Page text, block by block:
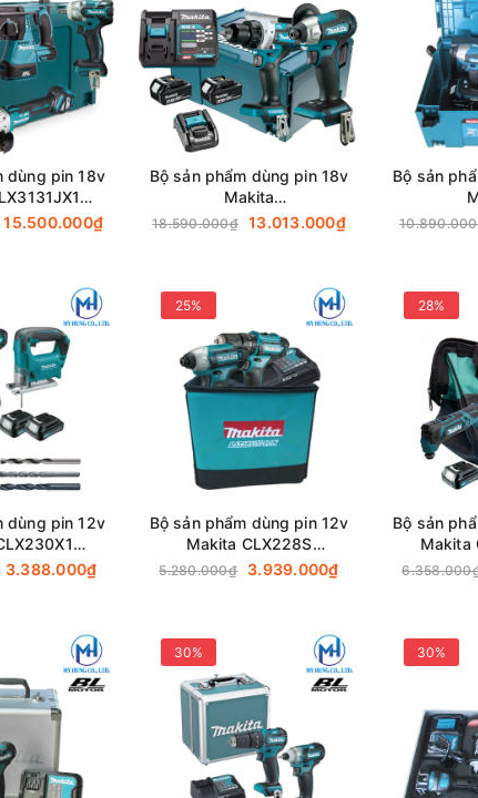
dùng pin 18v
15.500.000₫
Bộ sản phẩm dùng pin 18v
Makita
DLX2443JX1(DDF486Z+DTD157Z)
18.590.000₫ 13.013.000₫
Bộ sản
dùng pin 12v
JV101D)
3.388.000₫
25%
Bộ sản phẩm dùng pin 12v
Makita CLX228S
(HP333D+TD110D)
5.280.000₫ 3.939.000₫
28%
Bộ sản
Makita
30% 30%